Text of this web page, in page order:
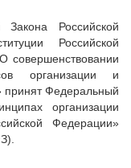
Российской
Российской
организации и
принят Федеральный
организации
Федерации»